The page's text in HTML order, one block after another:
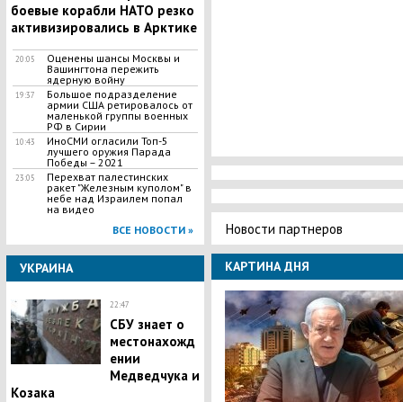
боевые корабли НАТО резко
активизировались в Арктике
20:05
Оценены шансы Москвы и
Вашингтона пережить
ядерную войну
19:37
Большое подразделение
армии США ретировалось от
маленькой группы военных
РФ в Сирии
10:43
ИноСМИ огласили Топ-5
лучшего оружия Парада
Победы – 2021
23:05
Перехват палестинских
ракет "Железным куполом" в
небе над Израилем попал
на видео
ВСЕ НОВОСТИ »
УКРАИНА
22:47
СБУ знает о
местонахожд
ении
Медведчука и
Козака
Новости партнеров
КАРТИНА ДНЯ